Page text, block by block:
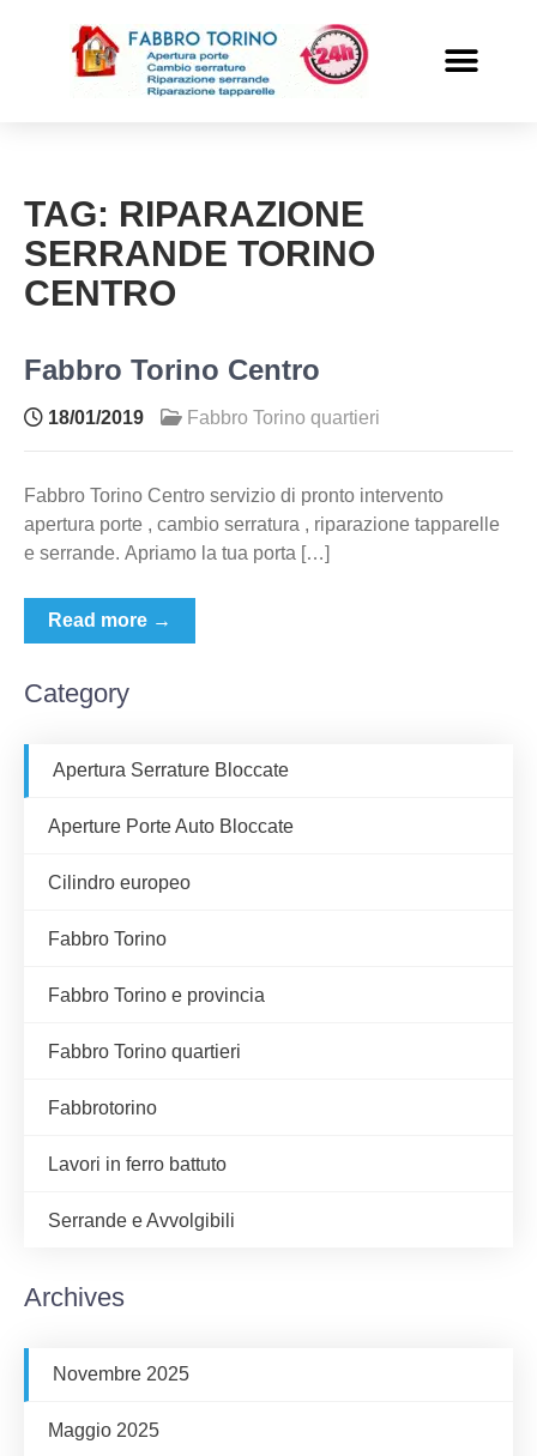
TAG: RIPARAZIONE
SERRANDE TORINO
CENTRO
Fabbro Torino Centro
18/01/2019 Fabbro Torino quartieri
Fabbro Torino Centro servizio di pronto intervento
apertura porte , cambio serratura , riparazione tapparelle
e serrande. Apriamo la tua porta […]
Read more →
Category
Apertura Serrature Bloccate
Aperture Porte Auto Bloccate
Cilindro europeo
Fabbro Torino
Fabbro Torino e provincia
Fabbro Torino quartieri
Fabbrotorino
Lavori in ferro battuto
Serrande e Avvolgibili
Archives
Novembre 2025
Maggio 2025